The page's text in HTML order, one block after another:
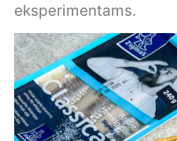
eksperimentams.